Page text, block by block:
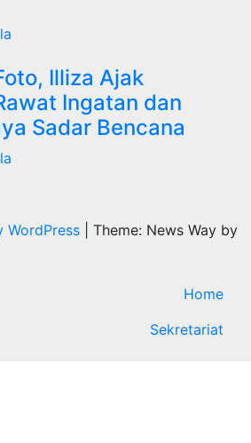
Illiza Ajak
Ingatan dan
Sadar Bencana
WordPress
Theme: News Way by
Home
Sekretariat